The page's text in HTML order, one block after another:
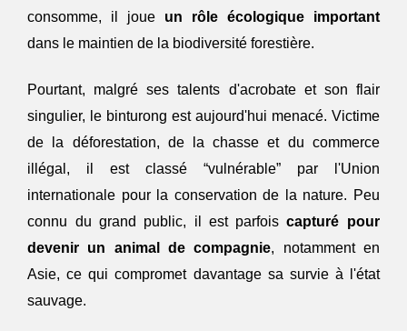
consomme, il joue un rôle écologique important
dans le maintien de la biodiversité forestière.
Pourtant, malgré ses talents d'acrobate et son flair
singulier, le binturong est aujourd'hui menacé. Victime
de la déforestation, de la chasse et du commerce
illégal, il est classé “vulnérable” par l'Union
internationale pour la conservation de la nature. Peu
connu du grand public, il est parfois capturé pour
devenir un animal de compagnie, notamment en
Asie, ce qui compromet davantage sa survie à l'état
sauvage.